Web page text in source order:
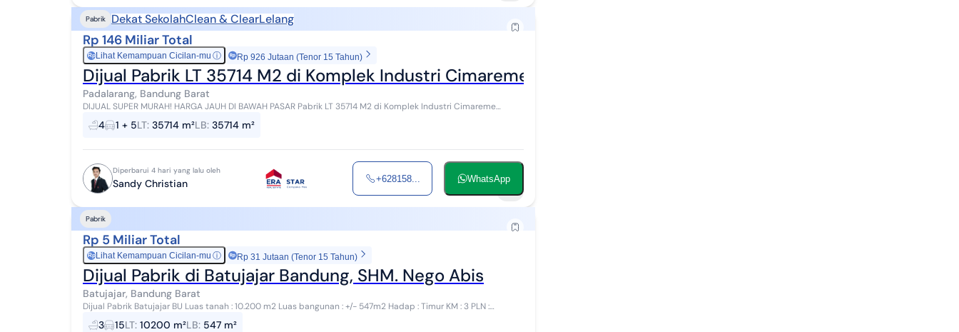
Pabrik Dekat SekolahClean & ClearLelang
Rp 146 Miliar Total
RpLihat Kemampuan Cicilan-mu ⓘ Rp 926 Jutaan (Tenor 15 Tahun)
Dijual Pabrik LT 35714 M2 di Komplek Industri Cimareme Padalarang Bandung Barat
Padalarang, Bandung Barat
DIJUAL SUPER MURAH! HARGA JAUH DI BAWAH PASAR Pabrik LT 35714 M2 di Komplek Industri Cimareme
4 1 + 5LT: 35714 m²LB: 35714 m²
Diperbarui 4 hari yang lalu oleh
Sandy Christian +628158... WhatsApp
Pabrik
Rp 5 Miliar Total
RpLihat Kemampuan Cicilan-mu ⓘ Rp 31 Jutaan (Tenor 15 Tahun)
Dijual Pabrik di Batujajar Bandung, SHM. Nego Abis
Batujajar, Bandung Barat
Dijual Pabrik Batujajar BU Luas tanah : 10.200 m2 Luas bangunan : +/- 547m2 Hadap : Timur KM : 3 PLN :
13.200W Air : Sumur Sertifikat : SHM | on h...
3 15LT: 10200 m²LB: 547 m²